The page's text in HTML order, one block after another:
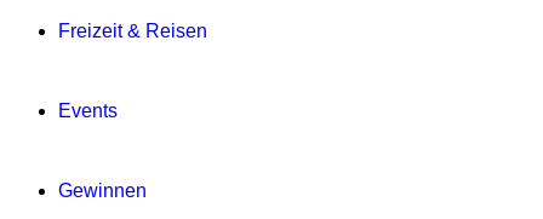
Freizeit & Reisen
Events
Gewinnen